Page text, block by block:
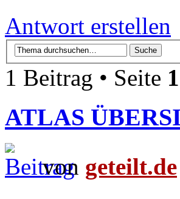
Antwort erstellen
1 Beitrag • Seite 1
ATLAS
von geteilt.de